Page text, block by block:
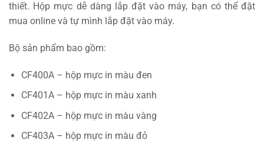
thiết. Hộp mực dễ dàng lắp đặt vào máy, bạn có thể đặt
mua online và tự mình lắp đặt vào máy.
Bộ sản phẩm bao gồm:
CF400A – hộp mực in màu đen
CF401A – hộp mực in màu xanh
CF402A – hộp mực in màu vàng
CF403A – hộp mực in màu đỏ